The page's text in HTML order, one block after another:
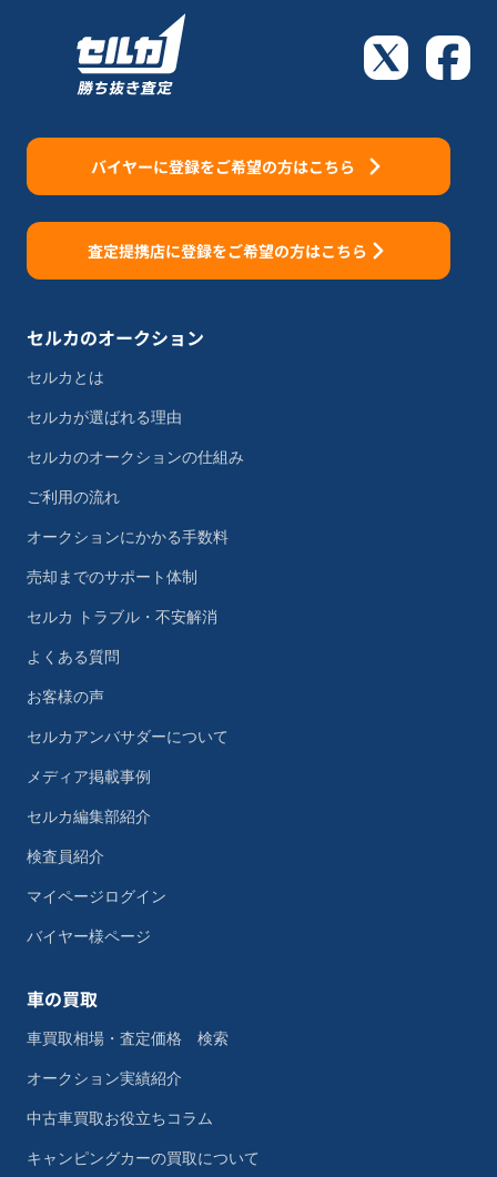
バイヤーに登録をご希望の方はこちら
査定提携店に登録をご希望の方はこちら
セルカのオークション
セルカとは
セルカが選ばれる理由
セルカのオークションの仕組み
ご利用の流れ
オークションにかかる手数料
売却までのサポート体制
セルカ トラブル・不安解消
よくある質問
お客様の声
セルカアンバサダーについて
メディア掲載事例
セルカ編集部紹介
検査員紹介
マイページログイン
バイヤー様ページ
車の買取
車買取相場・査定価格 検索
オークション実績紹介
中古車買取お役立ちコラム
キャンピングカーの買取について